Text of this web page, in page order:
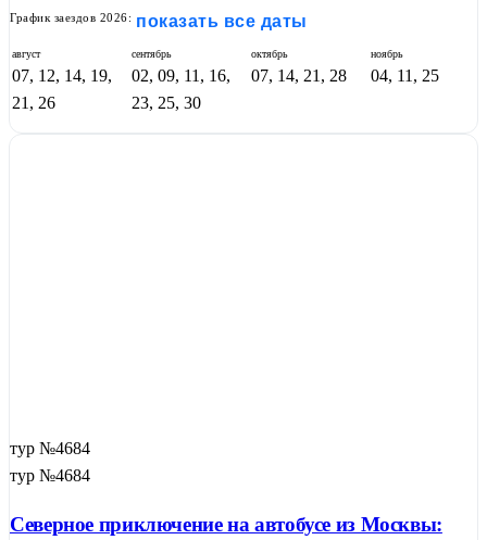
График заездов 2026: показать все даты
август
07, 12, 14, 19,
21, 26
сентябрь
02, 09, 11, 16,
23, 25, 30
октябрь
07, 14, 21, 28
ноябрь
04, 11, 25
тур №4684
тур №4684
Северное приключение на автобусе из Москвы: